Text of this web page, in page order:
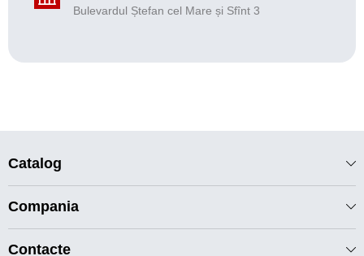
Bulevardul Ștefan cel Mare și Sfînt 3
Catalog
Compania
Contacte